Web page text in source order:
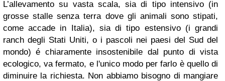
L’allevamento su vasta scala, sia di tipo intensivo (in
grosse stalle senza terra dove gli animali sono stipati,
come accade in Italia), sia di tipo estensivo (i grandi
ranch degli Stati Uniti, o i pascoli nei paesi del Sud del
mondo) é chiaramente insostenibile dal punto di vista
ecologico, va fermato, e l'unico modo per farlo è quello di
diminuire la richiesta. Non abbiamo bisogno di mangiare